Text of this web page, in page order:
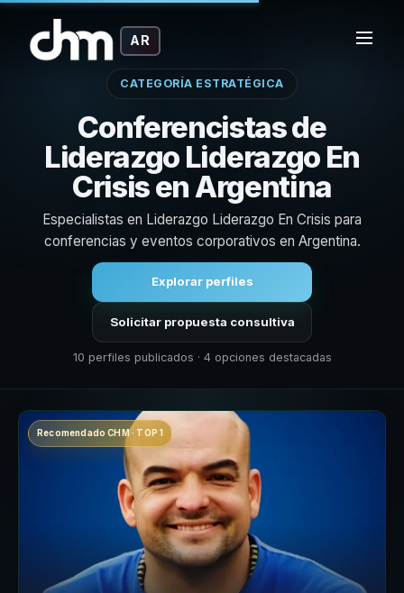
AR
CATEGORÍA ESTRATÉGICA
Conferencistas de
Liderazgo Liderazgo En
Crisis en Argentina
Especialistas en Liderazgo Liderazgo En Crisis para
conferencias y eventos corporativos en Argentina.
Explorar perfiles
Solicitar propuesta consultiva
10 perfiles publicados · 4 opciones destacadas
Recomendado CHM · TOP 1